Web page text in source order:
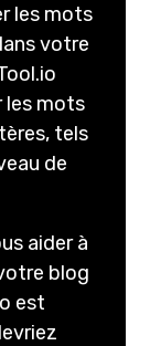
les mots
votre
les mots
tels
de
aider à
blog
est